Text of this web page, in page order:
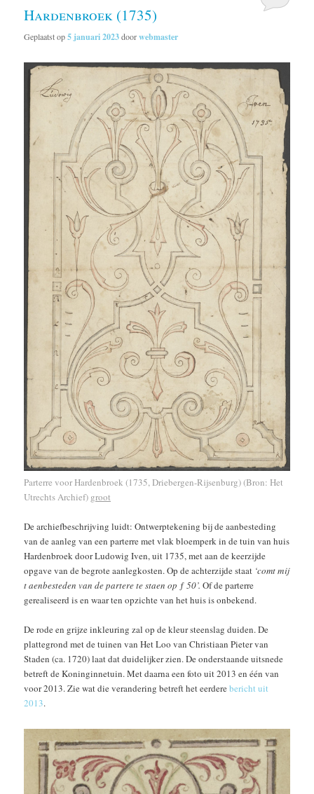
Hardenbroek (1735)
Geplaatst op5 januari 2023doorwebmaster
Parterre voor Hardenbroek (1735, Driebergen-Rijsenburg) (Bron: Het
Utrechts Archief) groot
De archiefbeschrijving luidt: Ontwerptekening bij de aanbesteding
van de aanleg van een parterre met vlak bloemperk in de tuin van huis
Hardenbroek door Ludowig Iven, uit 1735, met aan de keerzijde
opgave van de begrote aanlegkosten. Op de achterzijde staat ‘comt mij
t aenbesteden van de partere te staen op ƒ 50’. Of de parterre
gerealiseerd is en waar ten opzichte van het huis is onbekend.
De rode en grijze inkleuring zal op de kleur steenslag duiden. De
plattegrond met de tuinen van Het Loo van Christiaan Pieter van
Staden (ca. 1720) laat dat duidelijker zien. De onderstaande uitsnede
betreft de Koninginnetuin. Met daarna een foto uit 2013 en één van
voor 2013. Zie wat die verandering betreft het eerderebericht uit
2013.